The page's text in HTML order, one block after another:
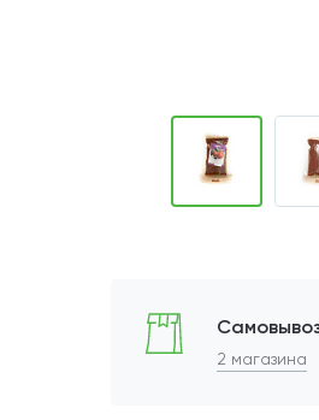
2 магазина